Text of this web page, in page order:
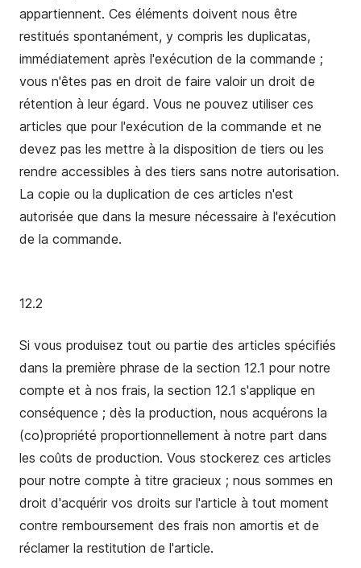
appartiennent. Ces éléments doivent nous être
restitués spontanément, y compris les duplicatas,
immédiatement après l'exécution de la commande ;
vous n'êtes pas en droit de faire valoir un droit de
rétention à leur égard. Vous ne pouvez utiliser ces
articles que pour l'exécution de la commande et ne
devez pas les mettre à la disposition de tiers ou les
rendre accessibles à des tiers sans notre autorisation.
La copie ou la duplication de ces articles n'est
autorisée que dans la mesure nécessaire à l'exécution
de la commande.
12.2
Si vous produisez tout ou partie des articles spécifiés
dans la première phrase de la section 12.1 pour notre
compte et à nos frais, la section 12.1 s'applique en
conséquence ; dès la production, nous acquérons la
(co)propriété proportionnellement à notre part dans
les coûts de production. Vous stockerez ces articles
pour notre compte à titre gracieux ; nous sommes en
droit d'acquérir vos droits sur l'article à tout moment
contre remboursement des frais non amortis et de
réclamer la restitution de l'article.